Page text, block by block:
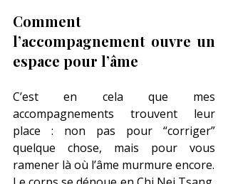
Comment
l’accompagnement ouvre un
espace pour l’âme
C’est en cela que mes
accompagnements trouvent leur
place : non pas pour “corriger”
quelque chose, mais pour vous
ramener là où l’âme murmure encore.